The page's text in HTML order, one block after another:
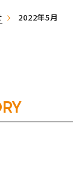
2022年5月